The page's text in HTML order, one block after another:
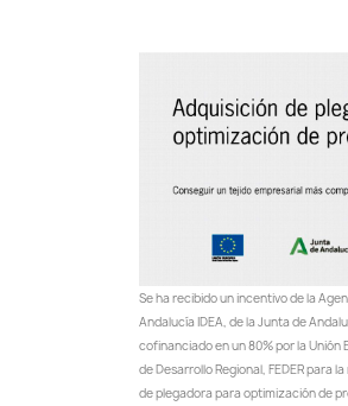
Se ha recibido un incentivo de la
Andalucía IDEA, de la Junta de
cofinanciado en un 80% por la Unión
de Desarrollo Regional, FEDER para
de plegadora para optimización de